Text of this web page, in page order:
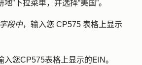
地”下拉菜单，并选择“美国”。
段中，输入您 CP575 表格上显示
入您CP575表格上显示的EIN。